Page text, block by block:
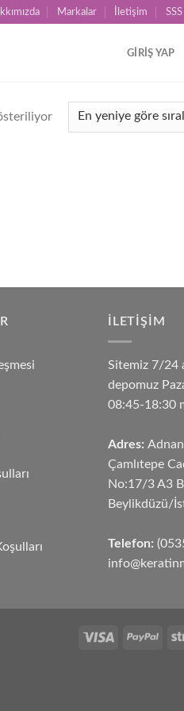
Markalar İletişim SSS
GIRIŞ YAP
İLETIŞIM
Sitemiz 7/24
depomuz
08:45-18:30
Adres:
Çamlıtepe
No:17/3 A3
Beylikdüzü/
Telefon: